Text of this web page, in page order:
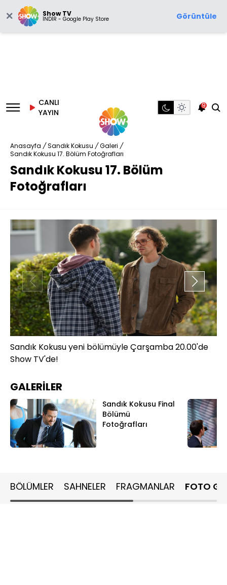
Show TV
İNDİR - Google Play Store Görüntüle
CANLI
YAYIN
9
Anasayfa / Sandık Kokusu / Galeri /
Sandık Kokusu 17. Bölüm Fotoğrafları
Sandık Kokusu 17. Bölüm
Fotoğrafları
Sandık Kokusu yeni bölümüyle Çarşamba 20.00'de
Show TV'de!
GALERİLER
Sandık Kokusu Final
Bölümü
Fotoğrafları
BÖLÜMLER SAHNELER FRAGMANLAR FOTO